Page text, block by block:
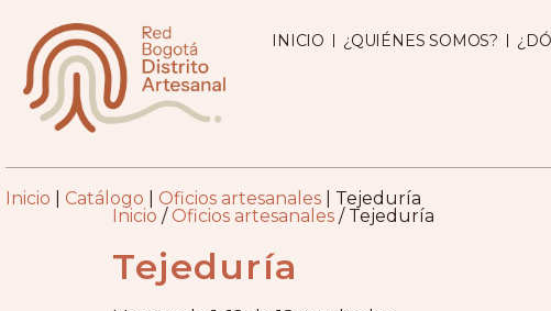
INICIO ¿QUIÉNES SOMOS?
Inicio Catálogo Oficios artesanales
Tejeduría
Inicio / Oficios artesanales / Tejeduría
Tejeduría